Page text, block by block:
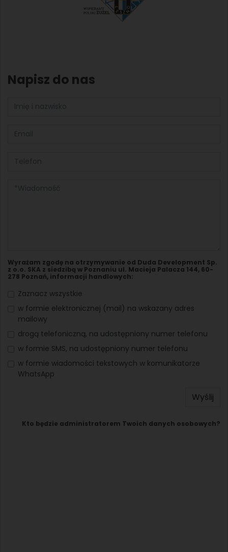
Napisz do nas
Wyrażam zgodę na otrzymywanie od Duda Development Sp.
z o.o. SKA z siedzibą w Poznaniu ul. Macieja Palacza 144, 60-
278 Poznań, informacji handlowych:
Zaznacz wszystkie
w formie elektronicznej (mail) na wskazany adres
mailowy
drogą telefoniczną, na udostępniony numer telefonu
w formie SMS, na udostępniony numer telefonu
w formie wiadomości tekstowych w komunikatorze
WhatsApp
Wyślij
Kto będzie administratorem Twoich danych osobowych?